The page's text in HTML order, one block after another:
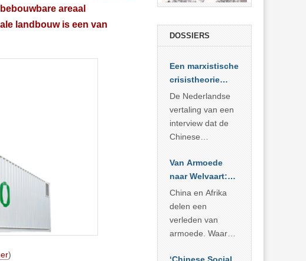
areaal
landbouw is een van
)
DOSSIERS
Een marxistische
crisistheorie
voor vandaag
De Nederlandse
vertaling van een
interview dat de
Chinese
Sociale
Wetenschappen
afnam van de
Britse
marxistische
econoom Michael
zien dat
Van Armoede
naar Welvaart:
Wat Afrika kan
leren van
China’s
economisch
China en Afrika
delen een
verleden van
armoede. Waar